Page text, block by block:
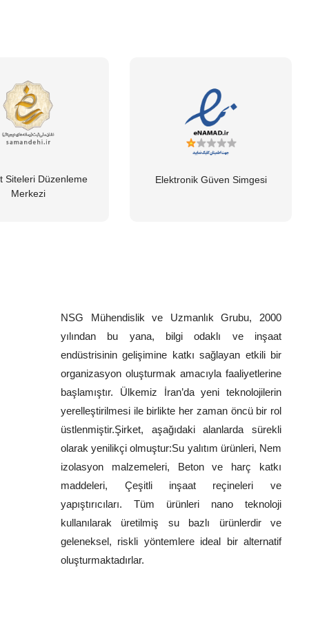
Siteleri Düzenleme
Merkezi
Elektronik Güven Simgesi
NSG Mühendislik ve Uzmanlık Grubu, 2000
yılından bu yana, bilgi odaklı ve inşaat
endüstrisinin gelişimine katkı sağlayan etkili bir
organizasyon oluşturmak amacıyla faaliyetlerine
başlamıştır. Ülkemiz İran’da yeni teknolojilerin
yerelleştirilmesi ile birlikte her zaman öncü bir rol
üstlenmiştir.Şirket, aşağıdaki alanlarda sürekli
olarak yenilikçi olmuştur:Su yalıtım ürünleri, Nem
izolasyon malzemeleri, Beton ve harç katkı
maddeleri, Çeşitli inşaat reçineleri ve
yapıştırıcıları. Tüm ürünleri nano teknoloji
kullanılarak üretilmiş su bazlı ürünlerdir ve
geleneksel, riskli yöntemlere ideal bir alternatif
oluşturmaktadırlar.